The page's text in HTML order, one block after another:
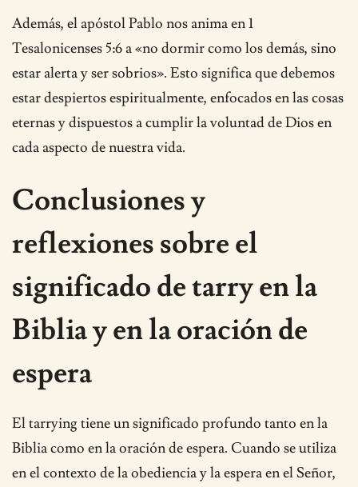
Además, el apóstol Pablo nos anima en 1
Tesalonicenses 5:6 a «no dormir como los demás, sino
estar alerta y ser sobrios». Esto significa que debemos
estar despiertos espiritualmente, enfocados en las cosas
eternas y dispuestos a cumplir la voluntad de Dios en
cada aspecto de nuestra vida.
Conclusiones y
reflexiones sobre el
significado de tarry en la
Biblia y en la oración de
espera
El tarrying tiene un significado profundo tanto en la
Biblia como en la oración de espera. Cuando se utiliza
en el contexto de la obediencia y la espera en el Señor,